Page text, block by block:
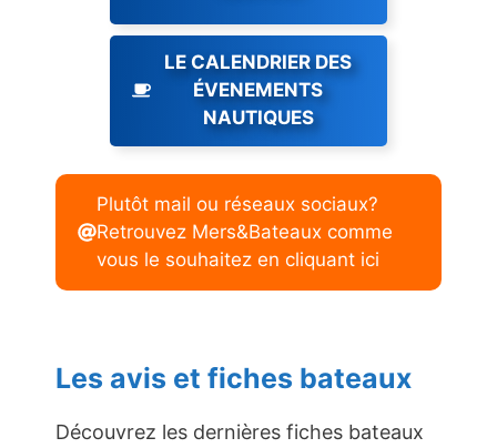
LE CALENDRIER DES
ÉVENEMENTS
NAUTIQUES
Plutôt mail ou réseaux sociaux?
Retrouvez Mers&Bateaux comme
vous le souhaitez en cliquant ici
Les avis et fiches bateaux
Découvrez les dernières fiches bateaux